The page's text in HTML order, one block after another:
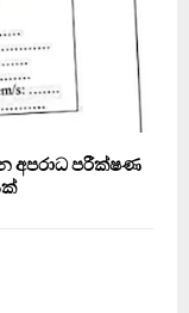
අපරාධ පරීක්ෂණ